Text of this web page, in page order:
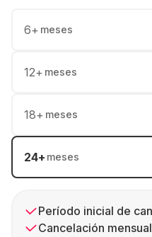
6+ meses
12+ meses
18+ meses
24+ meses
Período inicial de
Cancelación